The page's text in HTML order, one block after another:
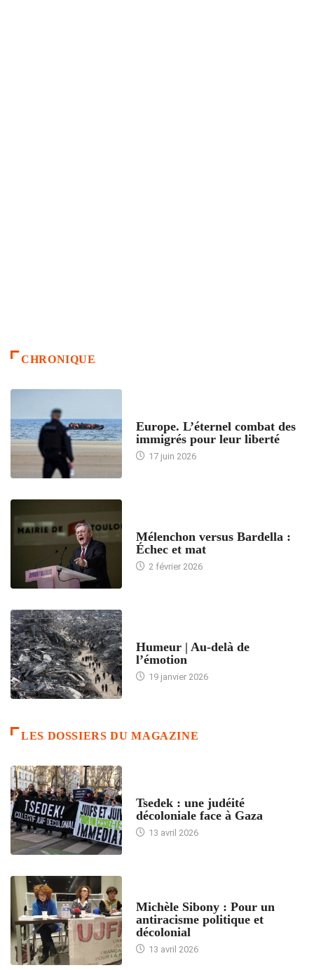
CHRONIQUE
Europe. L’éternel combat des
immigrés pour leur liberté
17 juin 2026
Mélenchon versus Bardella :
Échec et mat
2 février 2026
Humeur | Au-delà de
l’émotion
19 janvier 2026
LES DOSSIERS DU MAGAZINE
Tsedek : une judéité
décoloniale face à Gaza
13 avril 2026
Michèle Sibony : Pour un
antiracisme politique et
décolonial
13 avril 2026